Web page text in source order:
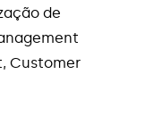
de
Customer